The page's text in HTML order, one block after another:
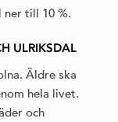
ner till 10 %.
ULRIKSDAL
Äldre ska
hela livet.
och